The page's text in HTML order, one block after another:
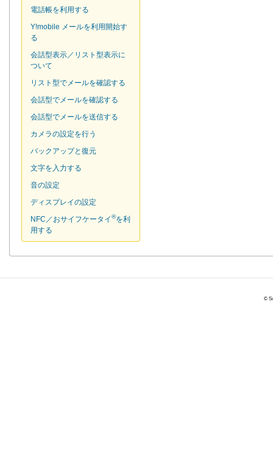
電話帳を利用する
Y!mobile メールを利用開始す
る
会話型表示／リスト型表示に
ついて
リスト型でメールを確認する
会話型でメールを確認する
会話型でメールを送信する
カメラの設定を行う
バックアップと復元
文字を入力する
音の設定
ディスプレイの設定
NFC／おサイフケータイ®を利
用する
©